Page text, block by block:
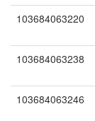
103684063220
103684063238
103684063246